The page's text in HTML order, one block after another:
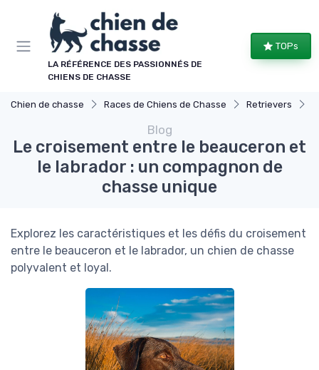
LA RÉFÉRENCE DES PASSIONNÉS DE
CHIENS DE CHASSE
TOPs
Chien de chasse Races de Chiens de Chasse Retrievers
Blog
Le croisement entre le beauceron et
le labrador : un compagnon de
chasse unique
Explorez les caractéristiques et les défis du croisement
entre le beauceron et le labrador, un chien de chasse
polyvalent et loyal.
Panneau de gestion des cookies